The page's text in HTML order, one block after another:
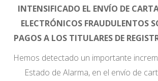
INTENSIFICADO EL ENVÍO DE
ELECTRÓNICOS FRAUDULENTOS
PAGOS A LOS TITULARES DE
Hemos detectado un importante
Estado de Alarma, en el envío de